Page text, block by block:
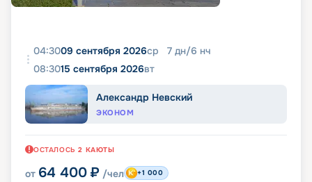
04:3009 сентября 2026ср 7 дн/6 нч
08:3015 сентября 2026вт
Александр Невский
ЭКОНОМ
ОСТАЛОСЬ 2 КАЮТЫ
от 64 400 ₽ /чел +1 000